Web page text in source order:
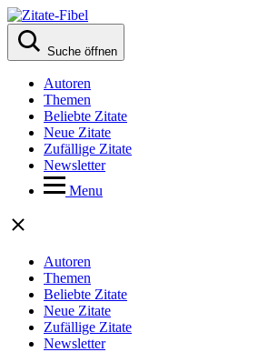
Suche öffnen
Autoren
Themen
Beliebte Zitate
Neue Zitate
Zufällige Zitate
Newsletter
Menu
Autoren
Themen
Beliebte Zitate
Neue Zitate
Zufällige Zitate
Newsletter